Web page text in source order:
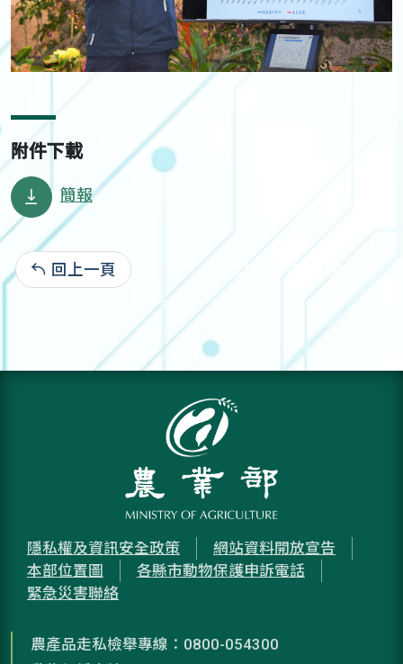
附件下載
簡報
回上一頁 111-02-23:7,580
隱私權及資訊安全政策
網站資料開放宣告
本部位置圖
各縣市動物保護申訴電話
緊急災害聯絡
農產品走私檢舉專線：0800-054300